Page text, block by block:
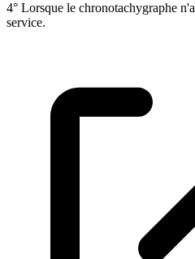
4° Lorsque le chronotachygraphe
service.